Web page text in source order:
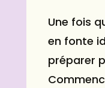
Une fois
en fonte
préparer